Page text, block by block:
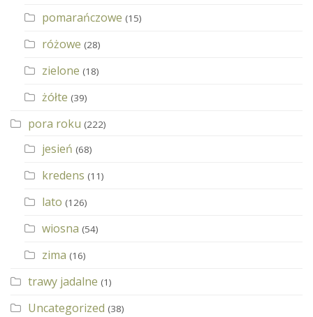
pomarańczowe (15)
różowe (28)
zielone (18)
żółte (39)
pora roku (222)
jesień (68)
kredens (11)
lato (126)
wiosna (54)
zima (16)
trawy jadalne (1)
Uncategorized (38)